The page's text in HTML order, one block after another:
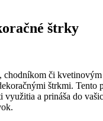
štrky
chodníkom či
štrkmi. Tento
využitia a prináša do